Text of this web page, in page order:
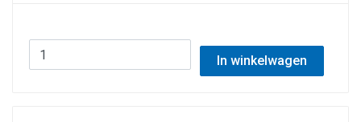
In winkelwagen